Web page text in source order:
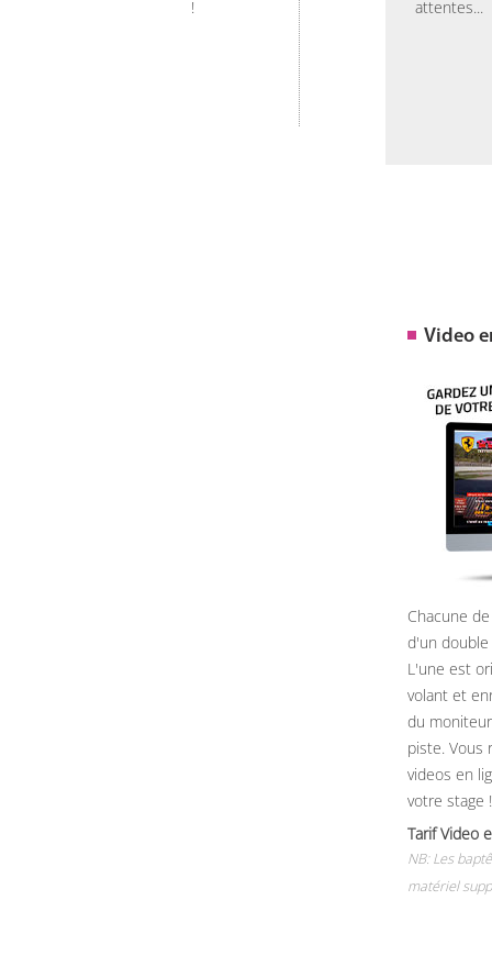
!
attentes...
Video
Chacune
d'un
L'une est
volant et
du
piste. Vous
videos en
votre stage !
Tarif Video
NB: Les
matériel